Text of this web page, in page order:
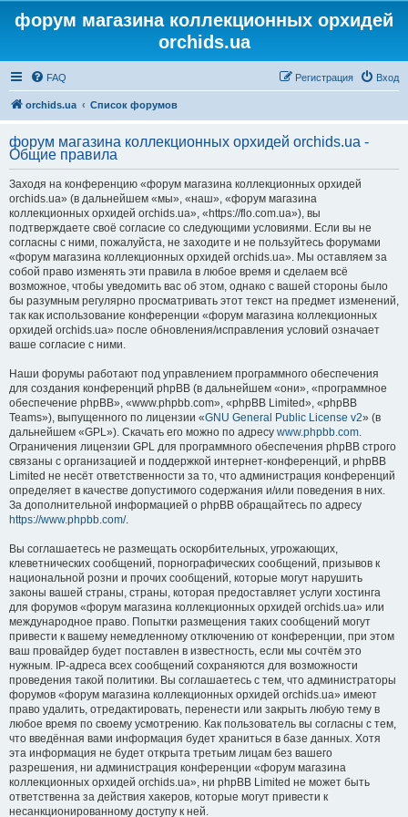
форум магазина коллекционных орхидей
orchids.ua
FAQ Вход
Регистрация
orchids.ua Список форумов
форум магазина коллекционных орхидей orchids.ua -
Общие правила
Заходя на конференцию «форум магазина коллекционных орхидей
orchids.ua» (в дальнейшем «мы», «наш», «форум магазина
коллекционных орхидей orchids.ua», «https://flo.com.ua»), вы
подтверждаете своё согласие со следующими условиями. Если вы не
согласны с ними, пожалуйста, не заходите и не пользуйтесь форумами
«форум магазина коллекционных орхидей orchids.ua». Мы оставляем за
собой право изменять эти правила в любое время и сделаем всё
возможное, чтобы уведомить вас об этом, однако с вашей стороны было
бы разумным регулярно просматривать этот текст на предмет изменений,
так как использование конференции «форум магазина коллекционных
орхидей orchids.ua» после обновления/исправления условий означает
ваше согласие с ними.
Наши форумы работают под управлением программного обеспечения
для создания конференций phpBB (в дальнейшем «они», «программное
обеспечение phpBB», «www.phpbb.com», «phpBB Limited», «phpBB
Teams»), выпущенного по лицензии «GNU General Public License v2» (в
дальнейшем «GPL»). Скачать его можно по адресу www.phpbb.com.
Ограничения лицензии GPL для программного обеспечения phpBB строго
связаны с организацией и поддержкой интернет-конференций, и phpBB
Limited не несёт ответственности за то, что администрация конференций
определяет в качестве допустимого содержания и/или поведения в них.
За дополнительной информацией о phpBB обращайтесь по адресу
https://www.phpbb.com/.
Вы соглашаетесь не размещать оскорбительных, угрожающих,
клеветнических сообщений, порнографических сообщений, призывов к
национальной розни и прочих сообщений, которые могут нарушить
законы вашей страны, страны, которая предоставляет услуги хостинга
для форумов «форум магазина коллекционных орхидей orchids.ua» или
международное право. Попытки размещения таких сообщений могут
привести к вашему немедленному отключению от конференции, при этом
ваш провайдер будет поставлен в известность, если мы сочтём это
нужным. IP-адреса всех сообщений сохраняются для возможности
проведения такой политики. Вы соглашаетесь с тем, что администраторы
форумов «форум магазина коллекционных орхидей orchids.ua» имеют
право удалить, отредактировать, перенести или закрыть любую тему в
любое время по своему усмотрению. Как пользователь вы согласны с тем,
что введённая вами информация будет храниться в базе данных. Хотя
эта информация не будет открыта третьим лицам без вашего
разрешения, ни администрация конференции «форум магазина
коллекционных орхидей orchids.ua», ни phpBB Limited не может быть
ответственна за действия хакеров, которые могут привести к
несанкционированному доступу к ней.